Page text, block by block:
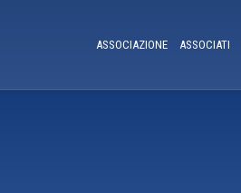
ASSOCIAZIONE ASSOCIATI